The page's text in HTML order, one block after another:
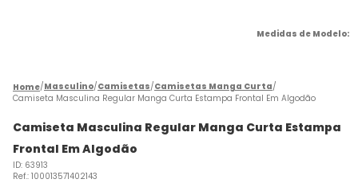
Masculino Camisetas Camisetas Manga Curta
Camiseta Masculina Regular Manga Curta Estampa Frontal Em Algodão
Camiseta Masculina Regular Manga Curta Estampa
Frontal Em Algodão
ID: 63913
Ref.: 100013571402143